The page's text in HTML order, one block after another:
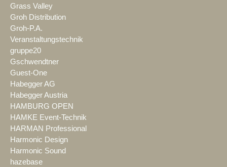
Grass Valley
Groh Distribution
Groh-P.A.
Veranstaltungstechnik
gruppe20
Gschwendtner
Guest-One
Habegger AG
Habegger Austria
HAMBURG OPEN
HAMKE Event-Technik
HARMAN Professional
Harmonic Design
Harmonic Sound
hazebase